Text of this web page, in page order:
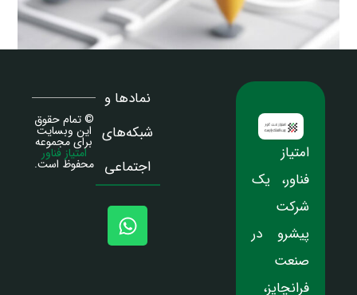
امتیاز
فناور، یک
شرکت
پیشرو در
صنعت
فرانچایز،
نمادها و
شبکه‌های
اجتماعی
© تمام حقوق
این وبسایت
برای مجموعه
امتیاز فناور
محفوظ است.